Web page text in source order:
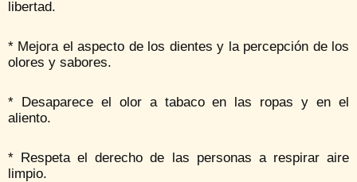
libertad.
* Mejora el aspecto de los dientes y la percepción de los
olores y sabores.
* Desaparece el olor a tabaco en las ropas y en el
aliento.
* Respeta el derecho de las personas a respirar aire
limpio.